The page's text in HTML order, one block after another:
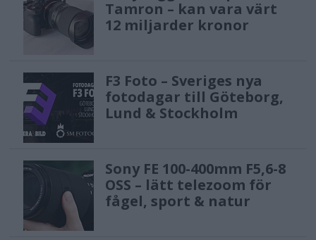
Tamron – kan vara värt
12 miljarder kronor
F3 Foto – Sveriges nya
fotodagar till Göteborg,
Lund & Stockholm
Sony FE 100-400mm F5,6-8
OSS – lätt telezoom för
fågel, sport & natur